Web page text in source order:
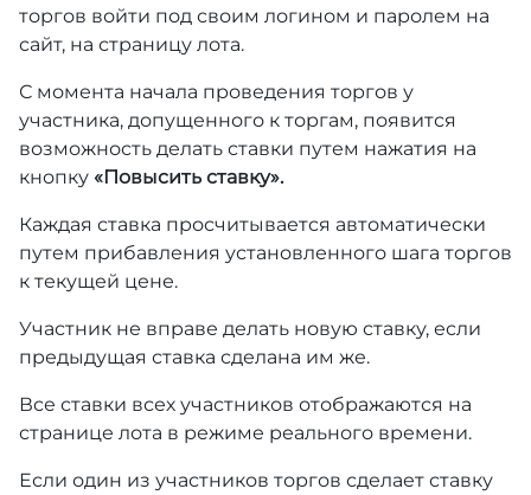
торгов войти под своим логином и паролем на
сайт, на страницу лота.
С момента начала проведения торгов у
участника, допущенного к торгам, появится
возможность делать ставки путем нажатия на
кнопку «Повысить ставку».
Каждая ставка просчитывается автоматически
путем прибавления установленного шага торгов
к текущей цене.
Участник не вправе делать новую ставку, если
предыдущая ставка сделана им же.
Все ставки всех участников отображаются на
странице лота в режиме реального времени.
Если один из участников торгов сделает ставку